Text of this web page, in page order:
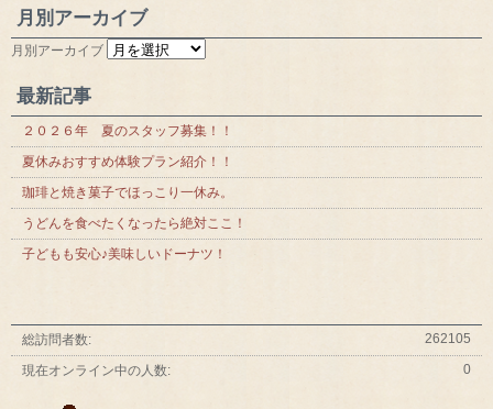
月別アーカイブ
月別アーカイブ
最新記事
２０２６年 夏のスタッフ募集！！
夏休みおすすめ体験プラン紹介！！
珈琲と焼き菓子でほっこり一休み。
うどんを食べたくなったら絶対ここ！
子どもも安心♪美味しいドーナツ！
262105
総訪問者数:
0
現在オンライン中の人数: